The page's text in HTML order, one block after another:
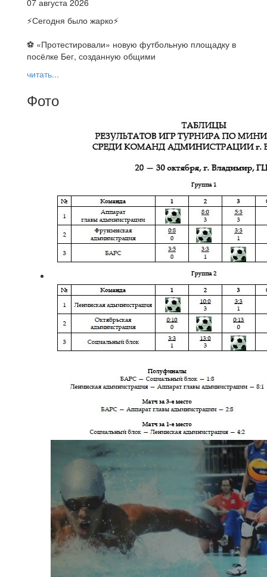
⚡️Сегодня было жарко⚡️
⚽ ️«Протестировали» новую футбольную площадку в
посёлке Бег, созданную общими
читать...
Фото